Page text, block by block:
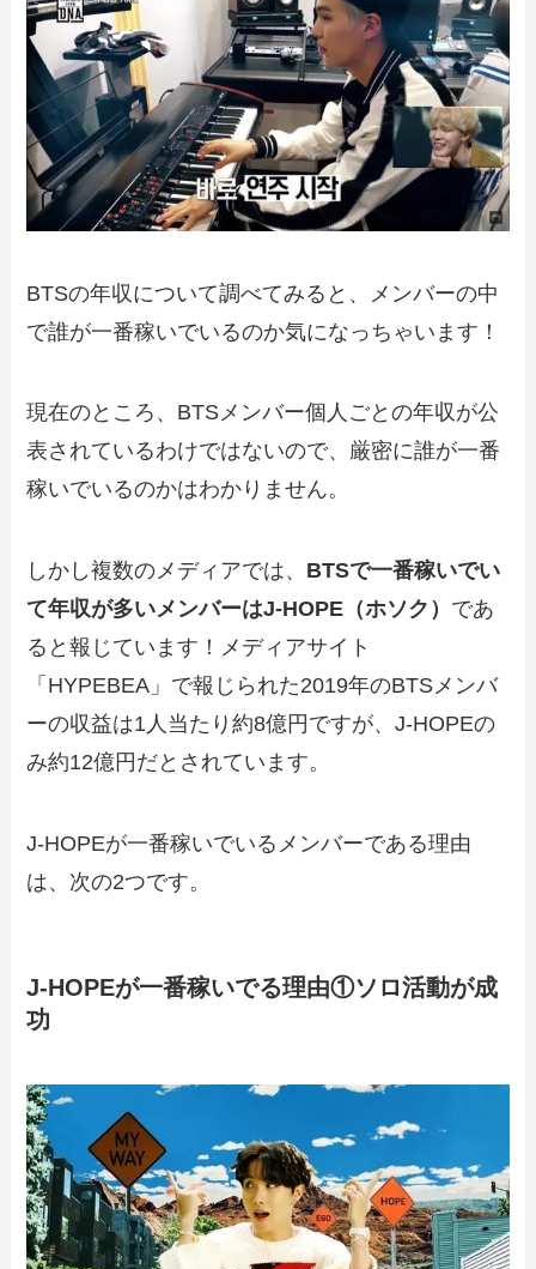
BTSの年収について調べてみると、メンバーの中
で誰が一番稼いでいるのか気になっちゃいます！
現在のところ、BTSメンバー個人ごとの年収が公
表されているわけではないので、厳密に誰が一番
稼いでいるのかはわかりません。
しかし複数のメディアでは、 BTSで一番稼いでい
て年収が多いメンバーはJ-HOPE（ホソク） であ
ると報じています！メディアサイト
「HYPEBEA」で報じられた2019年のBTSメンバ
ーの収益は1人当たり約8億円ですが、J-HOPEの
み約12億円だとされています。
J-HOPEが一番稼いでいるメンバーである理由
は、次の2つです。
J-HOPEが一番稼いでる理由①ソロ活動が成
功